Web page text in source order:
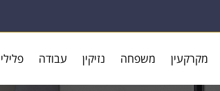
מקרקעין משפחה נזיקין עבודה פלילי